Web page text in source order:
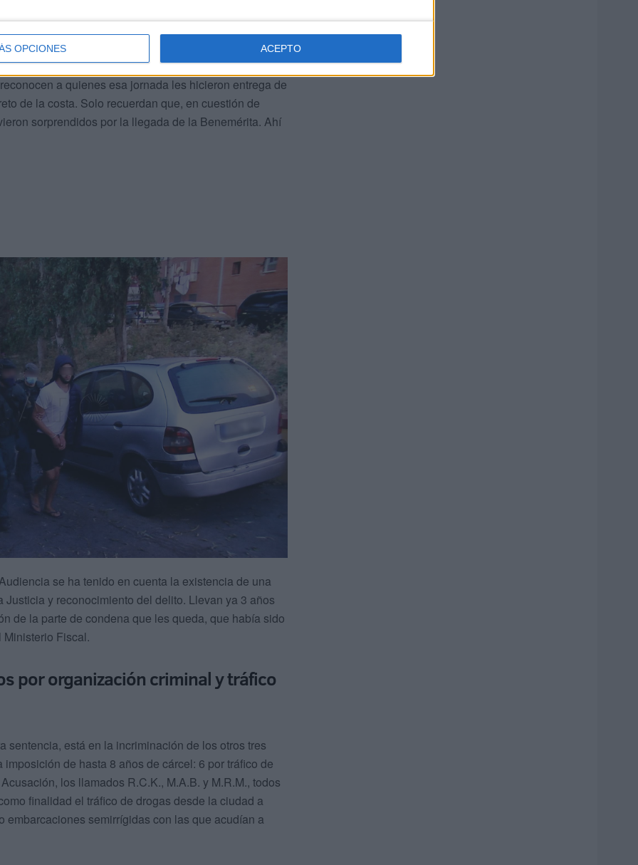
OPCIONES ACEPTO
Los dos acusados llamados R.J.H.R., natural
el Servicio Marítimo de Algeciras con las manos en
a quienes esa jornada les hicieron entrega de
de la costa. Solo recuerdan que, en cuestión de
sorprendidos por la llegada de la Benemérita. Ahí
se ha tenido en cuenta la existencia de una
y reconocimiento del delito. Llevan ya 3 años
de la parte de condena que les queda, que había sido
Fiscal.
por organización criminal y tráfico
sentencia, está en la incriminación de los otros tres
de hasta 8 años de cárcel: 6 por tráfico de
los llamados R.C.K., M.A.B. y M.R.M., todos
finalidad el tráfico de drogas desde la ciudad a
semirrígidas con las que acudían a